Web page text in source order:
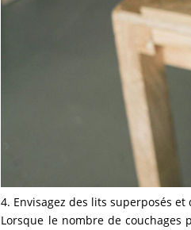
4. Envisagez des lits superposés
Lorsque le nombre de couchages